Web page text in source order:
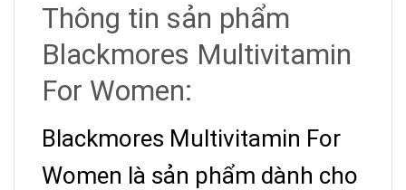
Thông tin sản phẩm
Blackmores Multivitamin
For Women:
Blackmores Multivitamin For
Women là sản phẩm dành cho